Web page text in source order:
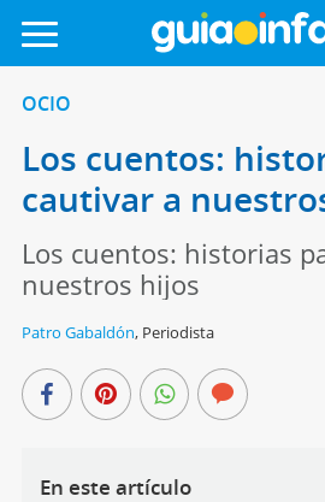
OCIO
Los cuentos:
cautivar a
Los cuentos: historias
nuestros hijos
Patro Gabaldón, Periodista
En este artículo